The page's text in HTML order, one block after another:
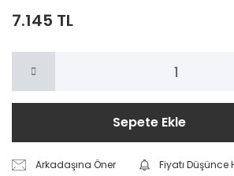
7.145 TL
Sepete Ekle
Arkadaşına Öner
Fiyatı Düşünce